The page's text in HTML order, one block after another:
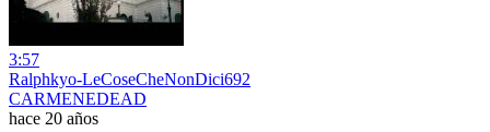
3:57
Ralphkyo-LeCoseCheNonDici692
CARMENEDEAD
hace 20 años